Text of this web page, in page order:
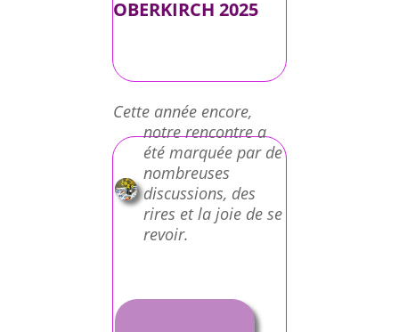
OBERKIRCH 2025
Cette année encore,
notre rencontre a
été marquée par de
nombreuses
discussions, des
rires et la joie de se
revoir.